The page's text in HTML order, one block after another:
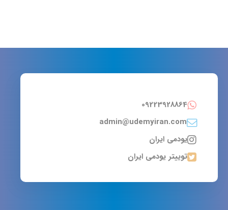
09223928864
admin@udemyiran.com
یودمی ایران
توییتر یودمی ایران